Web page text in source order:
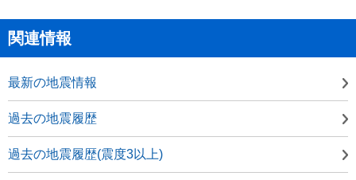
関連情報
最新の地震情報
過去の地震履歴
過去の地震履歴(震度3以上)